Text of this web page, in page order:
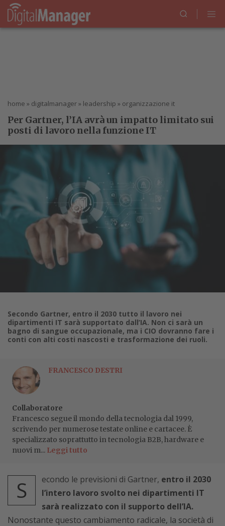
home » digitalmanager» leadership » organizzazione it
Per Gartner, l’IA avrà un impatto limitato sui
posti di lavoro nella funzione IT
Secondo Gartner, entro il 2030 tutto il lavoro nei
dipartimenti IT sarà supportato dall’IA. Non ci sarà un
bagno di sangue occupazionale, ma i CIO dovranno fare i
conti con alti costi nascosti e trasformazione dei ruoli.
FRANCESCO DESTRI
Collaboratore
Francesco segue il mondo della tecnologia dal 1999,
scrivendo per numerose testate online e cartacee. È
specializzato soprattutto in tecnologia B2B, hardware e
nuovi m... Leggi tutto
S econdo le previsioni di Gartner, entro il 2030
l’intero lavoro svolto nei dipartimenti IT
sarà realizzato con il supporto dell’IA.
Nonostante questo cambiamento radicale, la società di